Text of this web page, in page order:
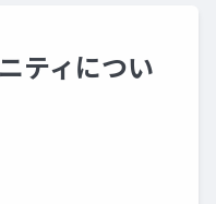
ティについ